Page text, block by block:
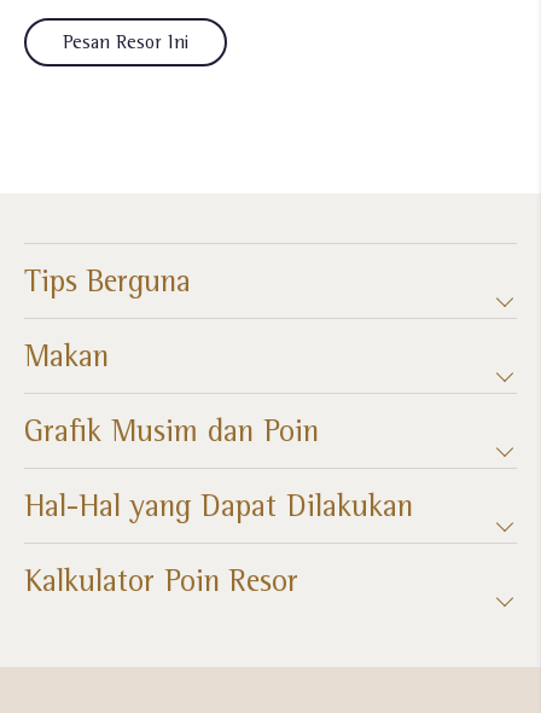
Pesan Resor Ini
Tips Berguna
Makan
Grafik Musim dan Poin​
Hal-Hal yang Dapat Dilakukan
Kalkulator Poin Resor​